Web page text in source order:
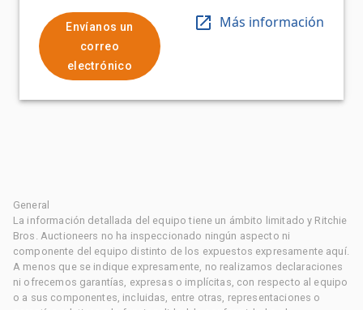
Envíanos un
correo
electrónico
Más información
General
La información detallada del equipo tiene un ámbito limitado y Ritchie
Bros. Auctioneers no ha inspeccionado ningún aspecto ni
componente del equipo distinto de los expuestos expresamente aquí.
A menos que se indique expresamente, no realizamos declaraciones
ni ofrecemos garantías, expresas o implícitas, con respecto al equipo
o a sus componentes, incluidas, entre otras, representaciones o